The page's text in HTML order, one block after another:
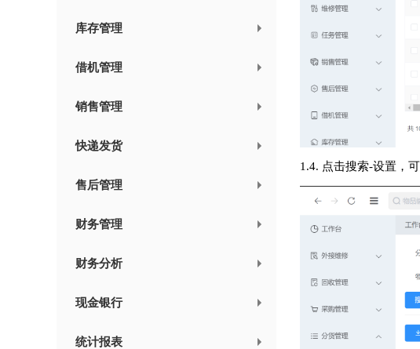
库存管理
借机管理
销售管理
快递发货
售后管理
财务管理
财务分析
现金银行
统计报表
1.4. 点击搜索-设置，